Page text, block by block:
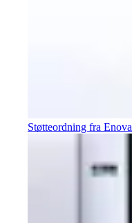
Støtteordning fra Enova